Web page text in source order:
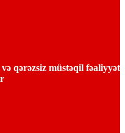
qərəzsiz müstəqil fəaliyyət